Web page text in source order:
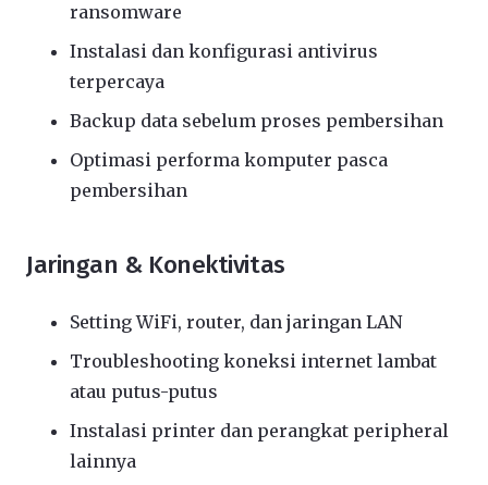
ransomware
Instalasi dan konfigurasi antivirus
terpercaya
Backup data sebelum proses pembersihan
Optimasi performa komputer pasca
pembersihan
Jaringan & Konektivitas
Setting WiFi, router, dan jaringan LAN
Troubleshooting koneksi internet lambat
atau putus-putus
Instalasi printer dan perangkat peripheral
lainnya